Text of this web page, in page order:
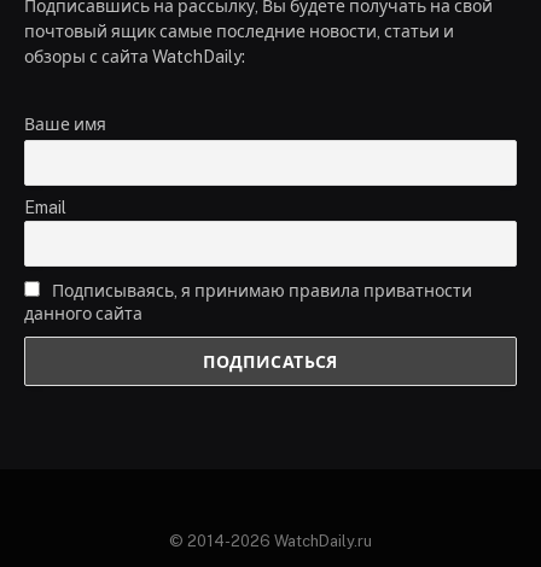
Подписавшись на рассылку, Вы будете получать на свой
почтовый ящик самые последние новости, статьи и
обзоры с сайта WatchDaily:
Ваше имя
Email
Подписываясь, я принимаю правила приватности
данного сайта
© 2014-2026 WatchDaily.ru